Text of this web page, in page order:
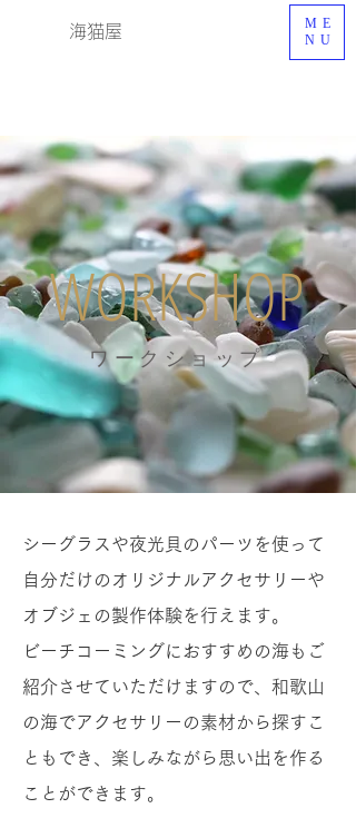
海猫屋
ME
NU
WORKSHOP
ワークショップ
​シーグラスや夜光貝のパーツを使って
自分だけのオリジナルアクセサリーや
オブジェの製作体験を行えます。
​ビーチコーミングにおすすめの海もご
紹介させていただけますので、和歌山
の海でアクセサリーの素材から探すこ
ともでき、楽しみながら思い出を作る
ことができます。